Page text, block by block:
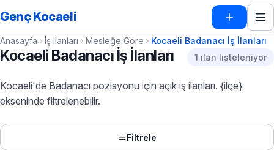
Genç Kocaeli
Anasayfa İş İlanları Mesleğe Göre Kocaeli Badanacı İş İlanları
Kocaeli Badanacı İş İlanları 1 ilan listeleniyor
Kocaeli'de Badanacı pozisyonu için açık iş ilanları. {ilçe}
ekseninde filtrelenebilir.
Filtrele